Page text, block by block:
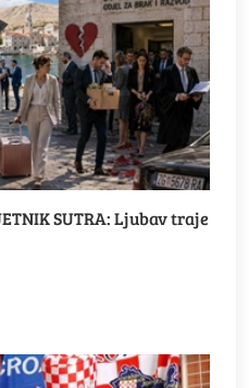
SUTRA: Ljubav traje